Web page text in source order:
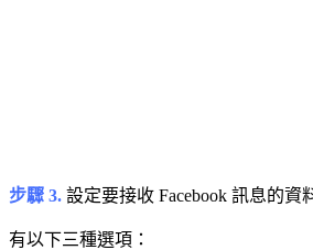
步驟 3. 設定要接收 Facebook 訊息的資
有以下三種選項：